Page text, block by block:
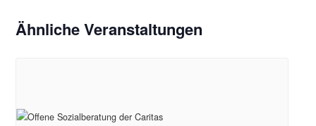
Ähnliche Veranstaltungen